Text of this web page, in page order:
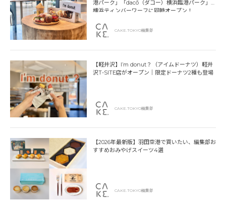
港パーク」「dacō（ダコー）横浜臨港パーク」
横浜ティンバーワーフに同時オープン！
CAKE.TOKYO編集部
【軽井沢】I’m donut？（アイムドーナツ）軽井
沢T-SITE店がオープン｜限定ドーナツ2種も登場
CAKE.TOKYO編集部
【2026年最新版】羽田空港で買いたい、編集部お
すすめおみやげスイーツ4選
CAKE.TOKYO編集部